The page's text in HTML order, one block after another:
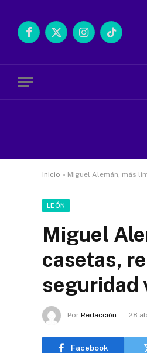
Facebook
X
InstagramTikTok
Inicio » Miguel Alemán, más
LEÓN
Miguel
casetas,
seguridad
Por Redacción 28
Facebook